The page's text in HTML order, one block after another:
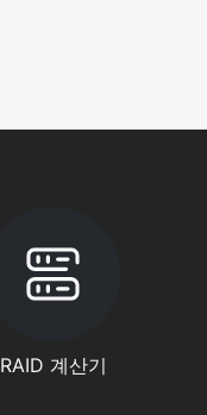
RAID 계산기